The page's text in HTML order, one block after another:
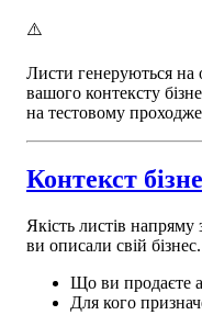
⚠️
Листи генеруються на
вашого контексту
на тестовому
Контекст
Якість листів напряму
ви описали свій
Що ви продаєте
Для кого